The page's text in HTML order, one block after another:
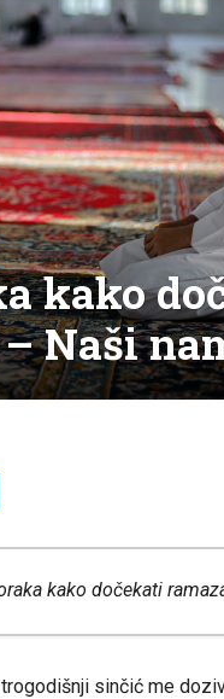
kako
Naši
kako dočekati
– 4. korak –sinčić me